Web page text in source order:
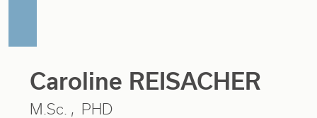
Caroline REISACHER
M.Sc.
PHD